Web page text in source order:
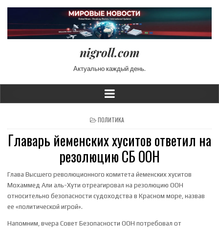
nigroll.com
Актуально каждый день.
POSTED IN
ПОЛИТИКА
Главарь йеменских хуситов ответил на
резолюцию СБ ООН
Глава Высшего революционного комитета йеменских хуситов
Мохаммед Али аль-Хути отреагировал на резолюцию ООН
относительно безопасности судоходства в Красном море, назвав
ее «политической игрой».
Напомним, вчера Совет Безопасности ООН потребовал от